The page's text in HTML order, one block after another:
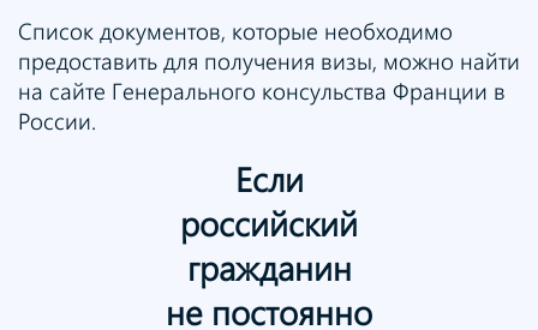
Список документов, которые необходимо
предоставить для получения визы, можно найти
на сайте Генерального консульства Франции в
России.
Если
российский
гражданин
не постоянно